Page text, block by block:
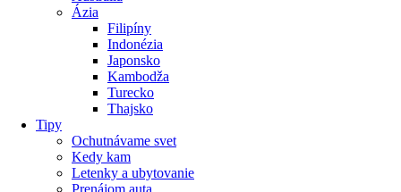
Ázia
Filipíny
Indonézia
Japonsko
Kambodža
Turecko
Thajsko
Tipy
Ochutnávame svet
Kedy kam
Letenky a ubytovanie
Prenájom auta